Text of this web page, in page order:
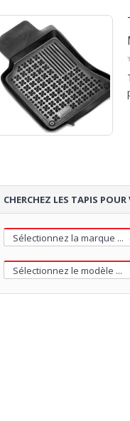
CHERCHEZ LES TAPIS